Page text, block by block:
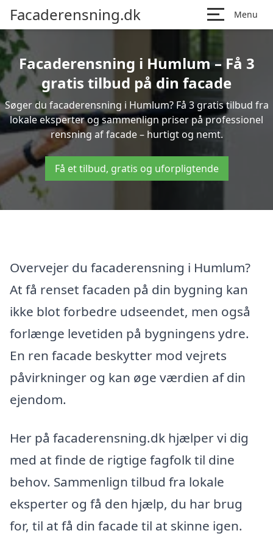
Facaderensning.dk Menu
Facaderensning i Humlum – Få 3
gratis tilbud på din facade
Søger du facaderensning i Humlum? Få 3 gratis tilbud fra
lokale eksperter og sammenlign priser på professionel
rensning af facade – hurtigt og nemt.
Få et tilbud, gratis og uforpligtende
Overvejer du facaderensning i Humlum?
At få renset facaden på din bygning kan
ikke blot forbedre udseendet, men også
forlænge levetiden på bygningens ydre.
En ren facade beskytter mod vejrets
påvirkninger og kan øge værdien af din
ejendom.
Her på facaderensning.dk hjælper vi dig
med at finde de rigtige fagfolk til dine
behov. Sammenlign tilbud fra lokale
eksperter og få den hjælp, du har brug
for, til at få din facade til at skinne igen.